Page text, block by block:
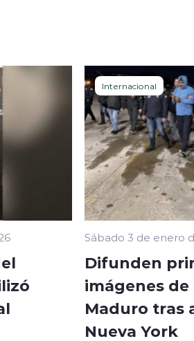
Internacional
Sábado 3 de enero
Difunden
imágenes de
Maduro tras
Nueva York